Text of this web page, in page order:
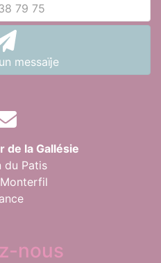
79 75
messaïje
de la Gallésie
du Patis
nous